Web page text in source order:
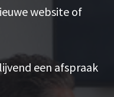
website of
een afspraak